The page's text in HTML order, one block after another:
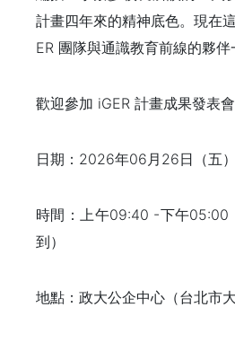
計畫四年來的精神底色。現在
ER 團隊與通識教育前線的夥伴
歡迎參加 iGER 計畫成果發表會
日期：2026年06月26日（五）
時間：上午09:40 -下午05:00
到）
地點：政大公企中心（台北市